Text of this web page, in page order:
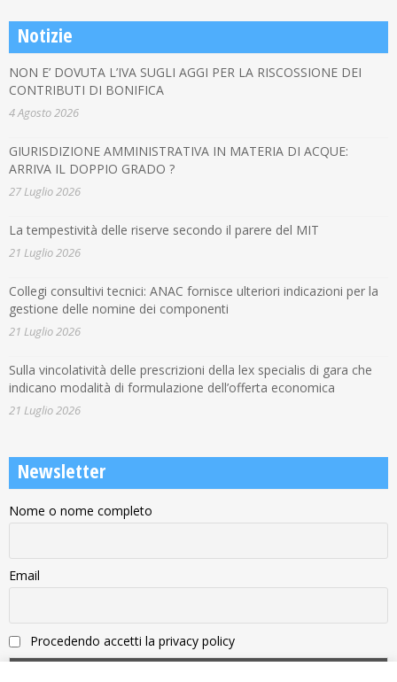
Notizie
NON E’ DOVUTA L’IVA SUGLI AGGI PER LA RISCOSSIONE DEI
CONTRIBUTI DI BONIFICA
4 Agosto 2026
GIURISDIZIONE AMMINISTRATIVA IN MATERIA DI ACQUE:
ARRIVA IL DOPPIO GRADO ?
27 Luglio 2026
La tempestività delle riserve secondo il parere del MIT
21 Luglio 2026
Collegi consultivi tecnici: ANAC fornisce ulteriori indicazioni per la
gestione delle nomine dei componenti
21 Luglio 2026
Sulla vincolatività delle prescrizioni della lex specialis di gara che
indicano modalità di formulazione dell’offerta economica
21 Luglio 2026
Newsletter
Nome o nome completo
Email
Procedendo accetti la privacy policy